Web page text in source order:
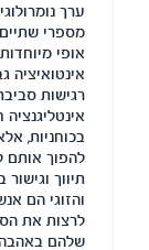
ערך
מספרי שתיים
אופי
אינטואיציה
רגישות
בכוחניות,
להפוך אותם
תיווך
והזוגי הם
לרצות את
שלהם באהבה,